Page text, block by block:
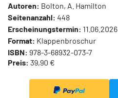
Autoren: Bolton, A. Hamilton
Seitenanzahl: 448
Erscheinungstermin: 11.06.2026
Format: Klappenbroschur
ISBN: 978-3-68932-073-7
Preis: 39,90 €